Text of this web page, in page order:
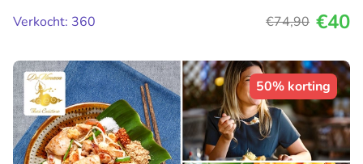
Verkocht: 360
€74,90 €40
50% korting